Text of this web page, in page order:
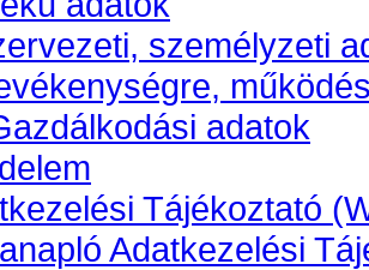
személyzeti
adatok
Tájékoztató
Adatkezelési